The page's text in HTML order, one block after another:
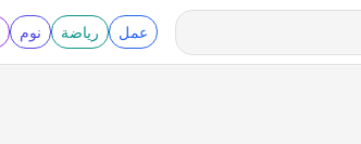
عمل رياضة نوم